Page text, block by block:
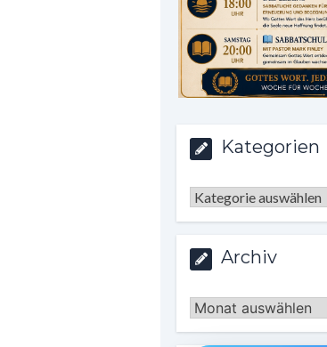
Kategorien
Kategorien
Archiv
Archiv